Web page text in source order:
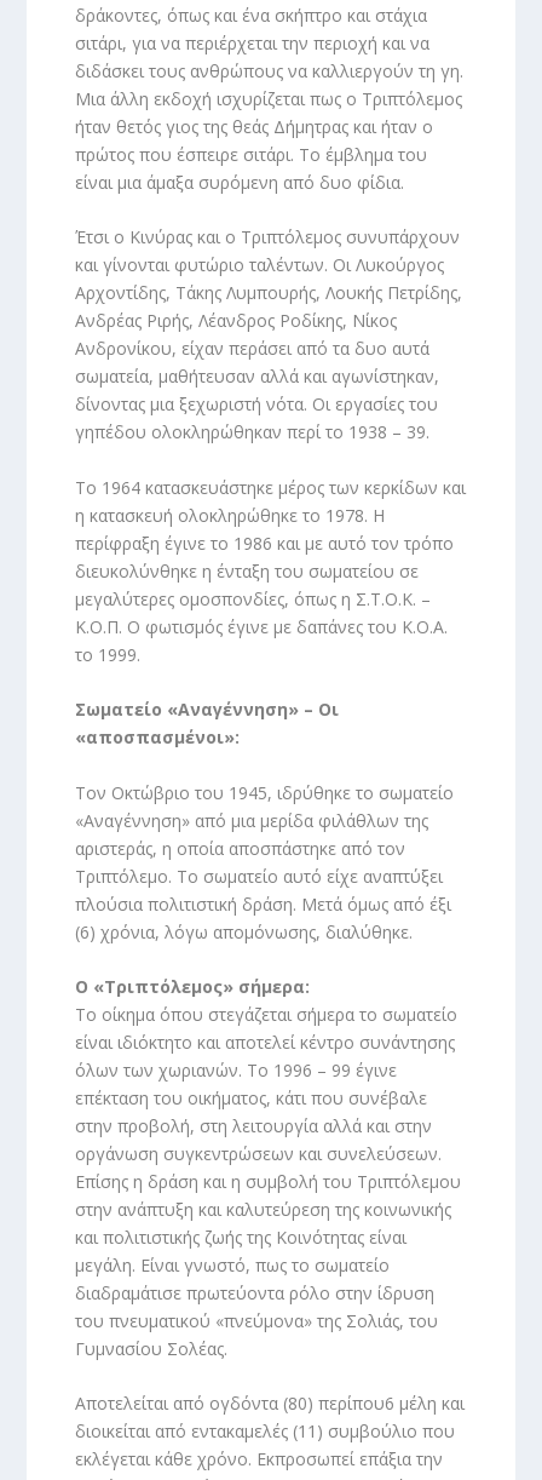
δράκοντες, όπως και ένα σκήπτρο και στάχια
σιτάρι, για να περιέρχεται την περιοχή και να
διδάσκει τους ανθρώπους να καλλιεργούν τη γη.
Μια άλλη εκδοχή ισχυρίζεται πως ο Τριπτόλεμος
ήταν θετός γιος της θεάς Δήμητρας και ήταν ο
πρώτος που έσπειρε σιτάρι. Το έμβλημα του
είναι μια άμαξα συρόμενη από δυο φίδια.
Έτσι ο Κινύρας και ο Τριπτόλεμος συνυπάρχουν
και γίνονται φυτώριο ταλέντων. Οι Λυκούργος
Αρχοντίδης, Τάκης Λυμπουρής, Λουκής Πετρίδης,
Ανδρέας Ριρής, Λέανδρος Ροδίκης, Νίκος
Ανδρονίκου, είχαν περάσει από τα δυο αυτά
σωματεία, μαθήτευσαν αλλά και αγωνίστηκαν,
δίνοντας μια ξεχωριστή νότα. Οι εργασίες του
γηπέδου ολοκληρώθηκαν περί το 1938 – 39.
Το 1964 κατασκευάστηκε μέρος των κερκίδων και
η κατασκευή ολοκληρώθηκε το 1978. Η
περίφραξη έγινε το 1986 και με αυτό τον τρόπο
διευκολύνθηκε η ένταξη του σωματείου σε
μεγαλύτερες ομοσπονδίες, όπως η Σ.Τ.Ο.Κ. –
Κ.Ο.Π. Ο φωτισμός έγινε με δαπάνες του Κ.Ο.Α.
το 1999.
Σωματείο «Αναγέννηση» – Οι
«αποσπασμένοι»:
Τον Οκτώβριο του 1945, ιδρύθηκε το σωματείο
«Αναγέννηση» από μια μερίδα φιλάθλων της
αριστεράς, η οποία αποσπάστηκε από τον
Τριπτόλεμο. Το σωματείο αυτό είχε αναπτύξει
πλούσια πολιτιστική δράση. Μετά όμως από έξι
(6) χρόνια, λόγω απομόνωσης, διαλύθηκε.
Ο «Τριπτόλεμος» σήμερα:
Το οίκημα όπου στεγάζεται σήμερα το σωματείο
είναι ιδιόκτητο και αποτελεί κέντρο συνάντησης
όλων των χωριανών. Το 1996 – 99 έγινε
επέκταση του οικήματος, κάτι που συνέβαλε
στην προβολή, στη λειτουργία αλλά και στην
οργάνωση συγκεντρώσεων και συνελεύσεων.
Επίσης η δράση και η συμβολή του Τριπτόλεμου
στην ανάπτυξη και καλυτεύρεση της κοινωνικής
και πολιτιστικής ζωής της Κοινότητας είναι
μεγάλη. Είναι γνωστό, πως το σωματείο
διαδραμάτισε πρωτεύοντα ρόλο στην ίδρυση
του πνευματικού «πνεύμονα» της Σολιάς, του
Γυμνασίου Σολέας.
Αποτελείται από ογδόντα (80) περίπου6 μέλη και
διοικείται από εντακαμελές (11) συμβούλιο που
εκλέγεται κάθε χρόνο. Εκπροσωπεί επάξια την